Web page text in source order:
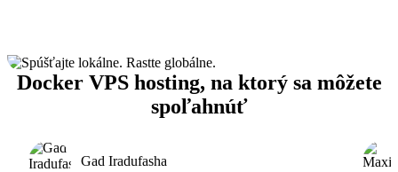
Docker VPS hosting, na ktorý sa môžete
spoľahnúť
Gad Iradufasha